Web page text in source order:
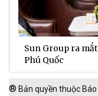
Chủ xe doanh
thứ hai
® Bản quyền thuộc